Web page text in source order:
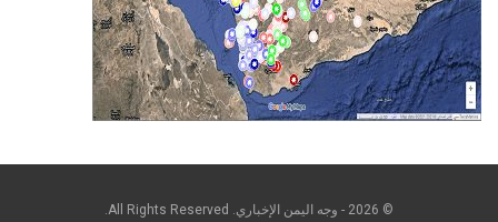
© 2026 - وجه اليمن الإخباري. All Rights Reserved.